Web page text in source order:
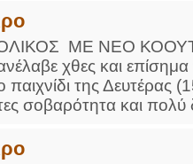
ΜΕ ΝΕΟ
χθες και επίσημα
παιχνίδι της Δευτέρας
σοβαρότητα και πολύ